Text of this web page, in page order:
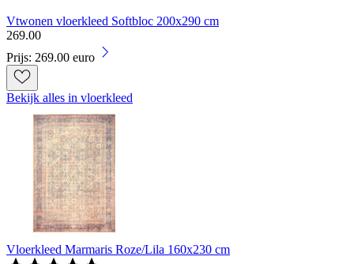
Vtwonen vloerkleed Softbloc 200x290 cm
269.00
Prijs: 269.00 euro
Bekijk alles in vloerkleed
Vloerkleed Marmaris Roze/Lila 160x230 cm